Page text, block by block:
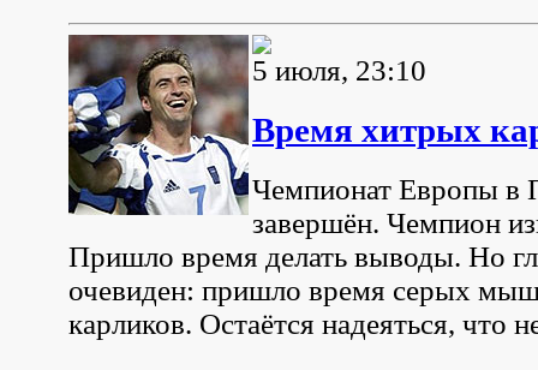
5 июля, 23:10
Время хитрых
Чемпионат Европы в
завершён. Чемпион
Пришло время делать выводы. Но
очевиден: пришло время серых
карликов. Остаётся надеяться, что